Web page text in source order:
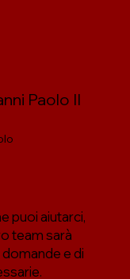
Paolo II
puoi aiutarci,
team sarà
e di